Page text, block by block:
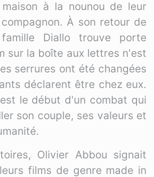
à la nounou de leur
À son retour de
Diallo trouve porte
sur la boîte aux lettres n'est
serrures ont été changées
déclarent être chez eux.
le début d'un combat qui
son couple, ses valeurs et
Olivier Abbou signait
films de genre made in